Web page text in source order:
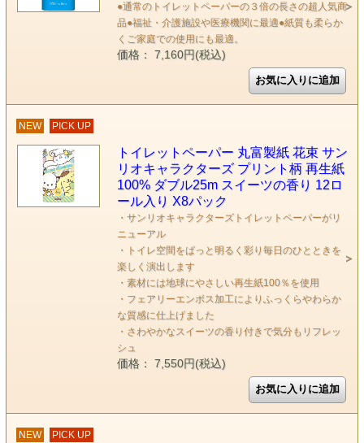
●通常のトイレットペーパーの３倍の長さの超人気商
品●福祉・介護施設や医療機関に最適●紙質も柔らか
くご家庭での使用にも最適。
価格： 7,160円(税込)
NEW PICK UP
トイレットペーパー 丸富製紙 花束 サン
リオキャラクターズ プリント柄 再生紙
100% ダブル25m スイーツの香り 12ロ
ール入り X8パック
・サンリオキャラクターズトイレットペーパーがリ
ニューアル
・トイレ空間をぱっと明るく彩り毎日のひとときを
楽しく演出します
・素材には地球にやさしい再生紙100％を使用
・フェアリーエンボス加工によりふっくらやわらか
な質感に仕上げました
・さわやかなスイーツの香り付きで気分もリフレッ
シュ
価格： 7,550円(税込)
NEW PICK UP